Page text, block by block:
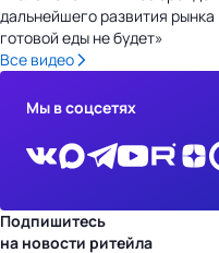
дальнейшего развития рынка
готовой еды не будет»
Все видео
Мы в соцсетях
Подпишитесь
на новости ритейла